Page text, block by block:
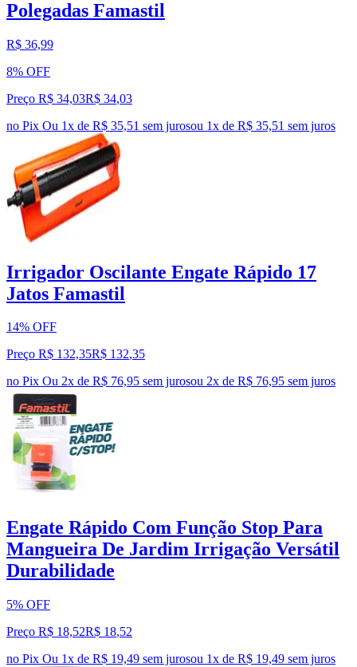
Polegadas Famastil
R$ 36,99
8% OFF
Preço R$ 34,03R$ 34,03
no Pix Ou 1x de R$ 35,51 sem jurosou 1x de R$ 35,51 sem juros
Irrigador Oscilante Engate Rápido 17
Jatos Famastil
14% OFF
Preço R$ 132,35R$ 132,35
no Pix Ou 2x de R$ 76,95 sem jurosou 2x de R$ 76,95 sem juros
Engate Rápido Com Função Stop Para
Mangueira De Jardim Irrigação Versátil
Durabilidade
5% OFF
Preço R$ 18,52R$ 18,52
no Pix Ou 1x de R$ 19,49 sem jurosou 1x de R$ 19,49 sem juros